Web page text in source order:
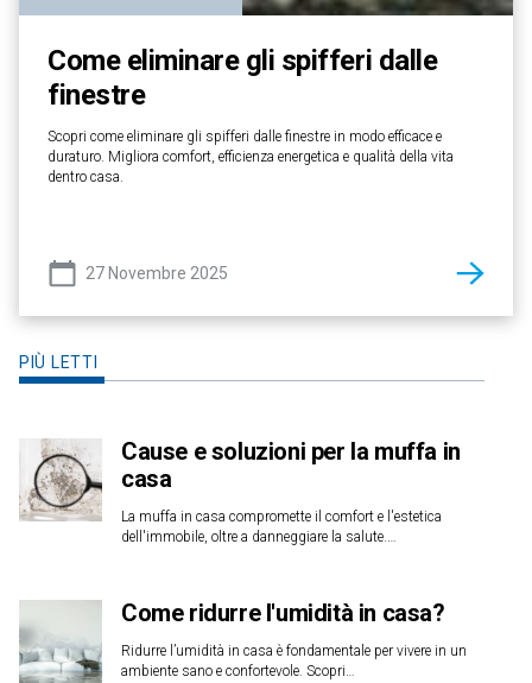
Come eliminare gli spifferi dalle
finestre
Scopri come eliminare gli spifferi dalle finestre in modo efficace e
duraturo. Migliora comfort, efficienza energetica e qualità della vita
dentro casa.
27 Novembre 2025
PIÙ LETTI
Cause e soluzioni per la muffa in
casa
La muffa in casa compromette il comfort e l'estetica
dell'immobile, oltre a danneggiare la salute.…
Come ridurre l'umidità in casa?
Ridurre l’umidità in casa è fondamentale per vivere in un
ambiente sano e confortevole. Scopri…